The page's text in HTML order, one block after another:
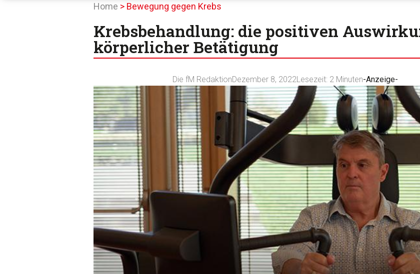
Home > Bewegung gegen Krebs
Krebsbehandlung: die positiven
körperlicher Betätigung
Die fM RedaktionDezember 8, 2022Lesezeit: 2 Minuten-Anzeige-